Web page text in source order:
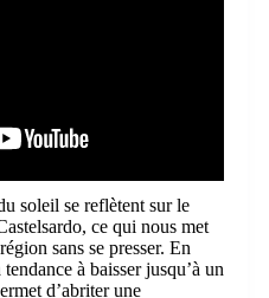
soleil se reflètent sur le
ce qui nous met
sans se presser. En
à baisser jusqu’à un
d’abriter une